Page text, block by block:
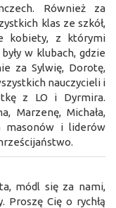
Również za
klas ze szkół,
kobiety, z którymi
w klubach, gdzie
za Sylwię, Dorotę,
nauczycieli i
z LO i Dyrmira.
Marzenę, Michała,
masonów i liderów
módl się za nami,
Proszę Cię o rychłą